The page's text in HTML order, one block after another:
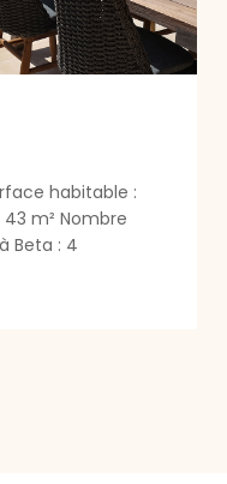
habitable :
m² Nombre
Beta : 4